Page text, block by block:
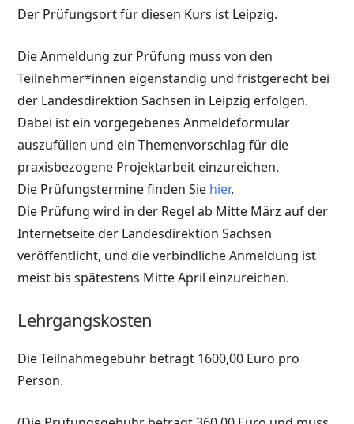
Der Prüfungsort für diesen Kurs ist Leipzig.
Die Anmeldung zur Prüfung muss von den
Teilnehmer*innen eigenständig und fristgerecht bei
der Landesdirektion Sachsen in Leipzig erfolgen.
Dabei ist ein vorgegebenes Anmeldeformular
auszufüllen und ein Themenvorschlag für die
praxisbezogene Projektarbeit einzureichen.
Die Prüfungstermine finden Sie hier.
Die Prüfung wird in der Regel ab Mitte März auf der
Internetseite der Landesdirektion Sachsen
veröffentlicht, und die verbindliche Anmeldung ist
meist bis spätestens Mitte April einzureichen.
Lehrgangskosten
Die Teilnahmegebühr beträgt 1600,00 Euro pro
Person.